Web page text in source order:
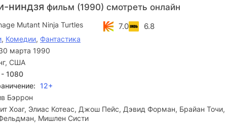
ниндзя фильм (1990) смотреть онлайн
Mutant Ninja Turtles 7.0 6.8
, Комедии, Фантастика
марта 1990
США
1080
12+
Бэррон
Хоаг, Элиас Котеас, Джош Пейс, Дэвид Форман, Брайан
Мишлен Систи